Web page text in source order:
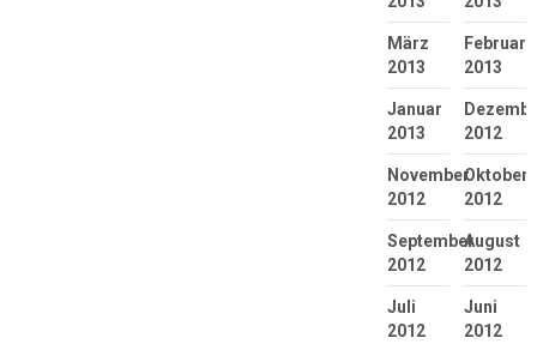
März
2013
Februar
2013
Januar
2013
2012
November
2012
Oktober
2012
September
2012
August
2012
Juli
2012
Juni
2012